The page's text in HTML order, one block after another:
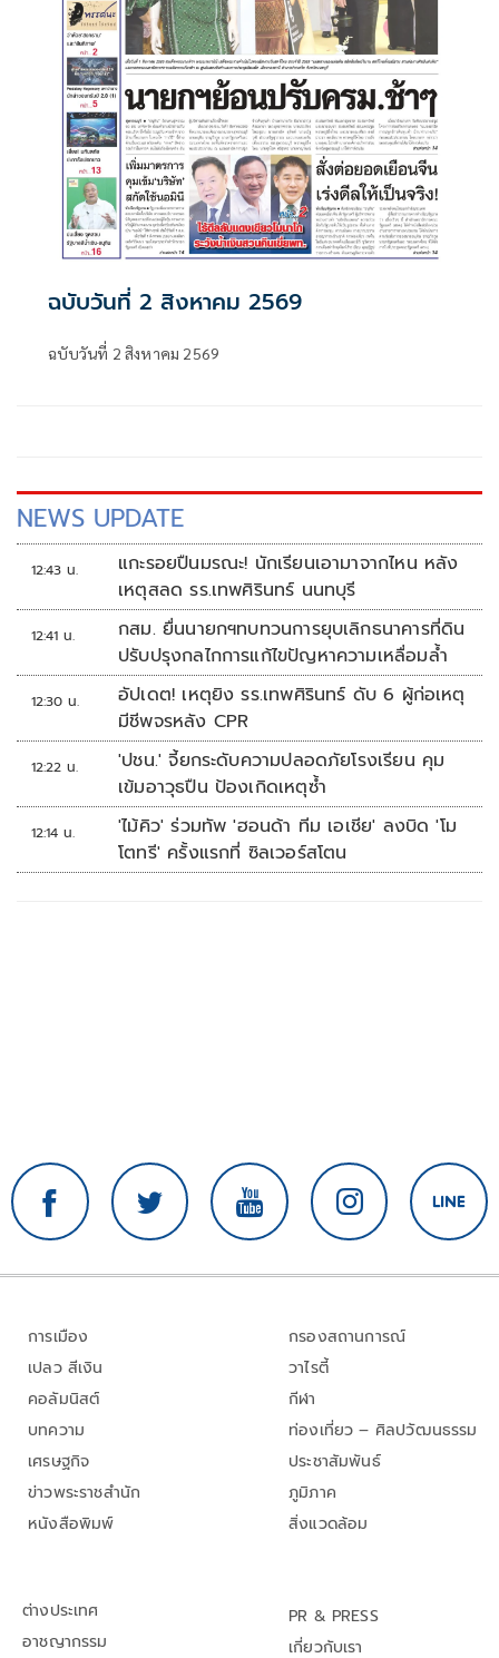
ฉบับวันที่ 2 สิงหาคม 2569
ฉบับวันที่ 2 สิงหาคม 2569
NEWS UPDATE
12:43 น.
แกะรอยปืนมรณะ! นักเรียนเอามาจากไหน หลัง
เหตุสลด รร.เทพศิรินทร์ นนทบุรี
12:41 น.
กสม. ยื่นนายกฯทบทวนการยุบเลิกธนาคารที่ดิน
ปรับปรุงกลไกการแก้ไขปัญหาความเหลื่อมล้ำ
12:30 น.
อัปเดต! เหตุยิง รร.เทพศิรินทร์ ดับ 6 ผู้ก่อเหตุ
มีชีพจรหลัง CPR
12:22 น.
'ปชน.' จี้ยกระดับความปลอดภัยโรงเรียน คุม
เข้มอาวุธปืน ป้องเกิดเหตุซ้ำ
12:14 น.
'ไม้คิว' ร่วมทัพ 'ฮอนด้า ทีม เอเชีย' ลงบิด 'โม
โตทรี' ครั้งแรกที่ ซิลเวอร์สโตน
การเมือง
เปลว สีเงิน
คอลัมนิสต์
บทความ
เศรษฐกิจ
ข่าวพระราชสำนัก
หนังสือพิมพ์
กรองสถานการณ์
วาไรตี้
กีฬา
ท่องเที่ยว – ศิลปวัฒนธรรม
ประชาสัมพันธ์
ภูมิภาค
สิ่งแวดล้อม
ต่างประเทศ
อาชญากรรม
PR & PRESS
เกี่ยวกับเรา